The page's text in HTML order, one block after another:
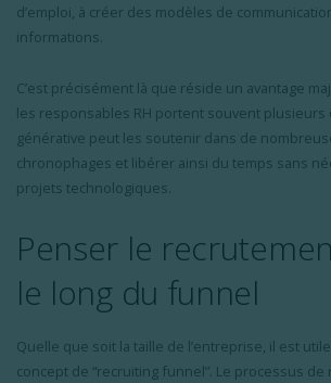
d’emploi, à créer des modèles de
informations.
C’est précisément là que réside un avantage
les responsables RH portent souvent plusieurs
générative peut les soutenir dans de
chronophages et libérer ainsi du temps sans
projets technologiques.
Penser le
le long du funnel
Quelle que soit la taille de l’entreprise, il est
concept de “recruiting funnel”. Le processus